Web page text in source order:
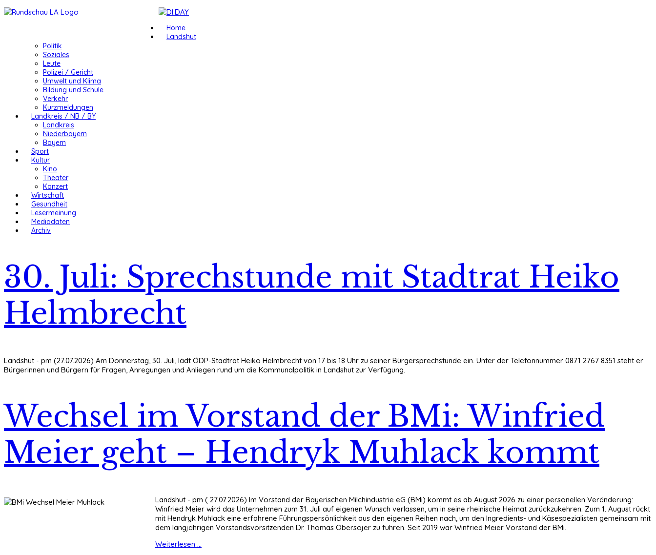
Home
Landshut
Politik
Soziales
Leute
Polizei / Gericht
Umwelt und Klima
Bildung und Schule
Verkehr
Kurzmeldungen
Landkreis / NB / BY
Landkreis
Niederbayern
Bayern
Sport
Kultur
Kino
Theater
Konzert
Wirtschaft
Gesundheit
Lesermeinung
Mediadaten
Archiv
30. Juli: Sprechstunde mit Stadtrat Heiko
Helmbrecht
Landshut - pm (27.07.2026) Am Donnerstag, 30. Juli, lädt ÖDP-Stadtrat Heiko Helmbrecht von 17 bis 18 Uhr zu seiner Bürgersprechstunde ein. Unter der Telefonnummer 0871 2767 8351 steht er
Bürgerinnen und Bürgern für Fragen, Anregungen und Anliegen rund um die Kommunalpolitik in Landshut zur Verfügung.
Wechsel im Vorstand der BMi: Winfried
Meier geht – Hendryk Muhlack kommt
Landshut - pm ( 27.07.2026) Im Vorstand der Bayerischen Milchindustrie eG (BMi) kommt es ab August 2026 zu einer personellen Veränderung:
Winfried Meier wird das Unternehmen zum 31. Juli auf eigenen Wunsch verlassen, um in seine rheinische Heimat zurückzukehren. Zum 1. August rückt
mit Hendryk Muhlack eine erfahrene Führungspersönlichkeit aus den eigenen Reihen nach, um den Ingredients- und Käsespezialisten gemeinsam mit
dem langjährigen Vorstandsvorsitzenden Dr. Thomas Obersojer zu führen. Seit 2019 war Winfried Meier Vorstand der BMi.
Weiterlesen ...